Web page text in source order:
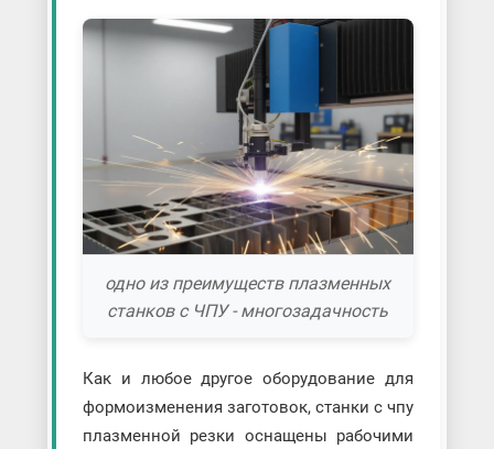
одно из преимуществ плазменных
станков с ЧПУ - многозадачность
Как и любое другое оборудование для
формоизменения заготовок, станки с чпу
плазменной резки оснащены рабочими